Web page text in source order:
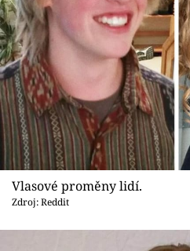
Vlasové proměny lidí.
Zdroj: Reddit